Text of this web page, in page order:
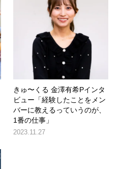
きゅ〜くる 金澤有希Pインタ
ビュー「経験したことをメン
バーに教えるっていうのが、
1番の仕事」
2023.11.27